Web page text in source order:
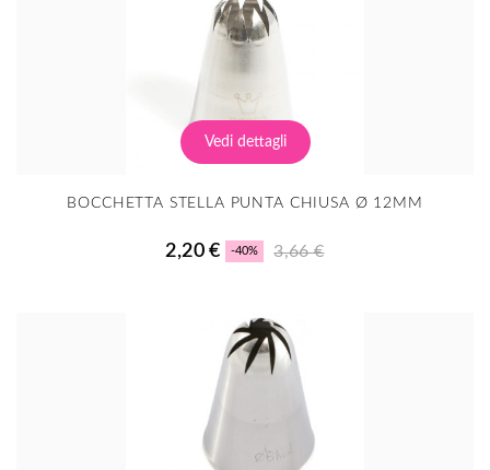
Vedi dettagli
BOCCHETTA STELLA PUNTA CHIUSA Ø 12MM
2,20 € -40% 3,66 €